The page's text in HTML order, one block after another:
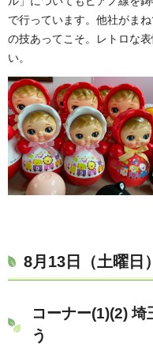
で行っています。他社がま
の技あってこそ。レトロな
い。
8月13日（土曜日
コーナー(1)(2)
う